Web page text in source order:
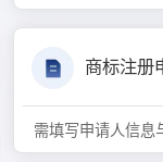
商标注册
需填写申请人信息